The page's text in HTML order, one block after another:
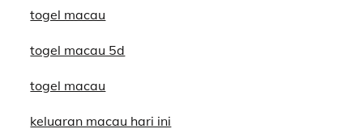
togel macau
togel macau 5d
togel macau
keluaran macau hari ini